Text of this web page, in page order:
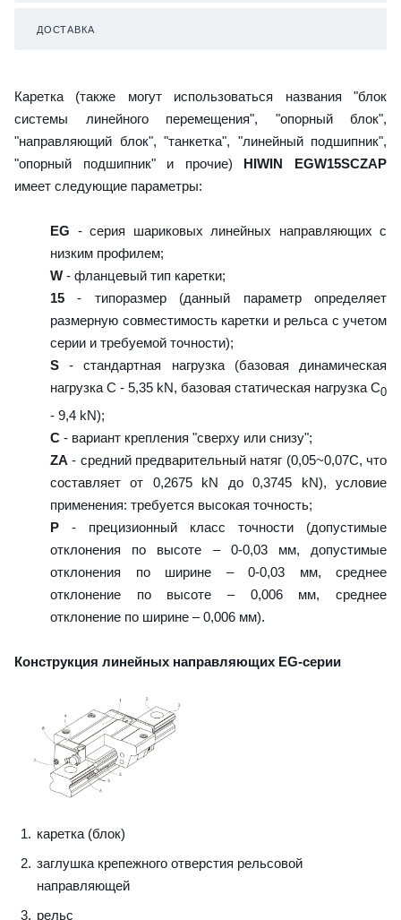
ДОСТАВКА
Каретка (также могут использоваться названия "блок
системы линейного перемещения", "опорный блок",
"направляющий блок", "танкетка", "линейный подшипник",
"опорный подшипник" и прочие) HIWIN EGW15SCZAP
имеет следующие параметры:
EG - серия шариковых линейных направляющих с
низким профилем;
W - фланцевый тип каретки;
15 - типоразмер (данный параметр определяет
размерную совместимость каретки и рельса с учетом
серии и требуемой точности);
S - стандартная нагрузка (базовая динамическая
нагрузка C - 5,35 kN, базовая статическая нагрузка С0
- 9,4 kN);
C - вариант крепления "сверху или снизу";
ZA - средний предварительный натяг (0,05~0,07C, что
составляет от 0,2675 kN до 0,3745 kN), условие
применения: требуется высокая точность;
P - прецизионный класс точности (допустимые
отклонения по высоте – 0-0,03 мм, допустимые
отклонения по ширине – 0-0,03 мм, среднее
отклонение по высоте – 0,006 мм, среднее
отклонение по ширине – 0,006 мм).
Конструкция линейных направляющих EG-серии
каретка (блок)
заглушка крепежного отверстия рельсовой
направляющей
рельс